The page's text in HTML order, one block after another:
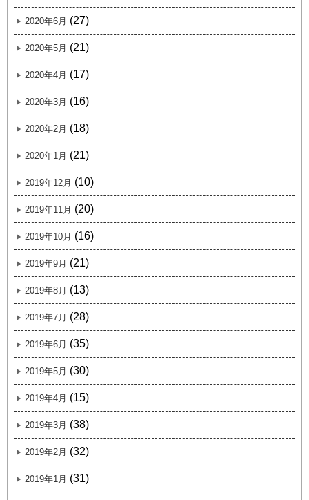
2020年6月 (27)
2020年5月 (21)
2020年4月 (17)
2020年3月 (16)
2020年2月 (18)
2020年1月 (21)
2019年12月 (10)
2019年11月 (20)
2019年10月 (16)
2019年9月 (21)
2019年8月 (13)
2019年7月 (28)
2019年6月 (35)
2019年5月 (30)
2019年4月 (15)
2019年3月 (38)
2019年2月 (32)
2019年1月 (31)